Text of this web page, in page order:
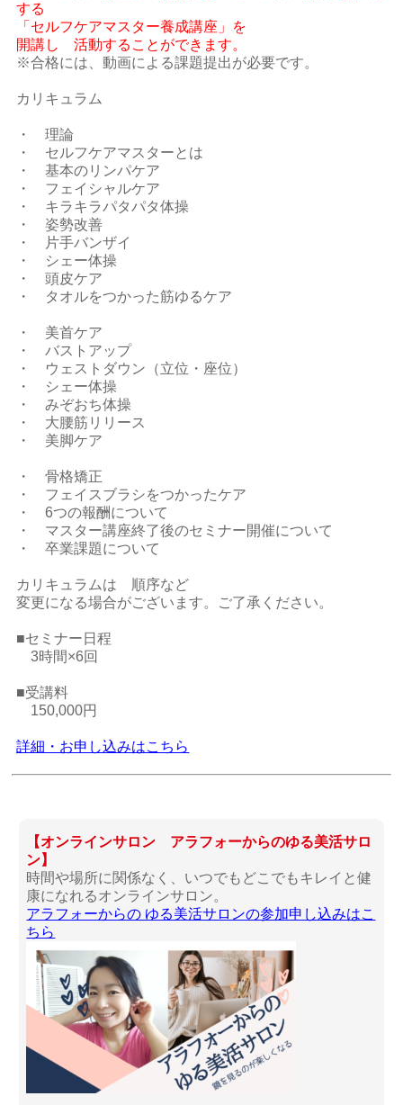
する
「セルフケアマスター養成講座」を
開講し 活動することができます。
※合格には、動画による課題提出が必要です。
カリキュラム
・ 理論
・ セルフケアマスターとは
・ 基本のリンパケア
・ フェイシャルケア
・ キラキラパタパタ体操
・ 姿勢改善
・ 片手バンザイ
・ シェー体操
・ 頭皮ケア
・ タオルをつかった筋ゆるケア
・ 美首ケア
・ バストアップ
・ ウェストダウン（立位・座位）
・ シェー体操
・ みぞおち体操
・ 大腰筋リリース
・ 美脚ケア
・ 骨格矯正
・ フェイスブラシをつかったケア
・ 6つの報酬について
・ マスター講座終了後のセミナー開催について
・ 卒業課題について
カリキュラムは 順序など
変更になる場合がございます。ご了承ください。
■セミナー日程
3時間×6回
■受講料
150,000円
詳細・お申し込みはこちら
【オンラインサロン アラフォーからのゆる美活サロ
ン】
時間や場所に関係なく、いつでもどこでもキレイと健
康になれるオンラインサロン。
アラフォーからの ゆる美活サロンの参加申し込みはこ
ちら